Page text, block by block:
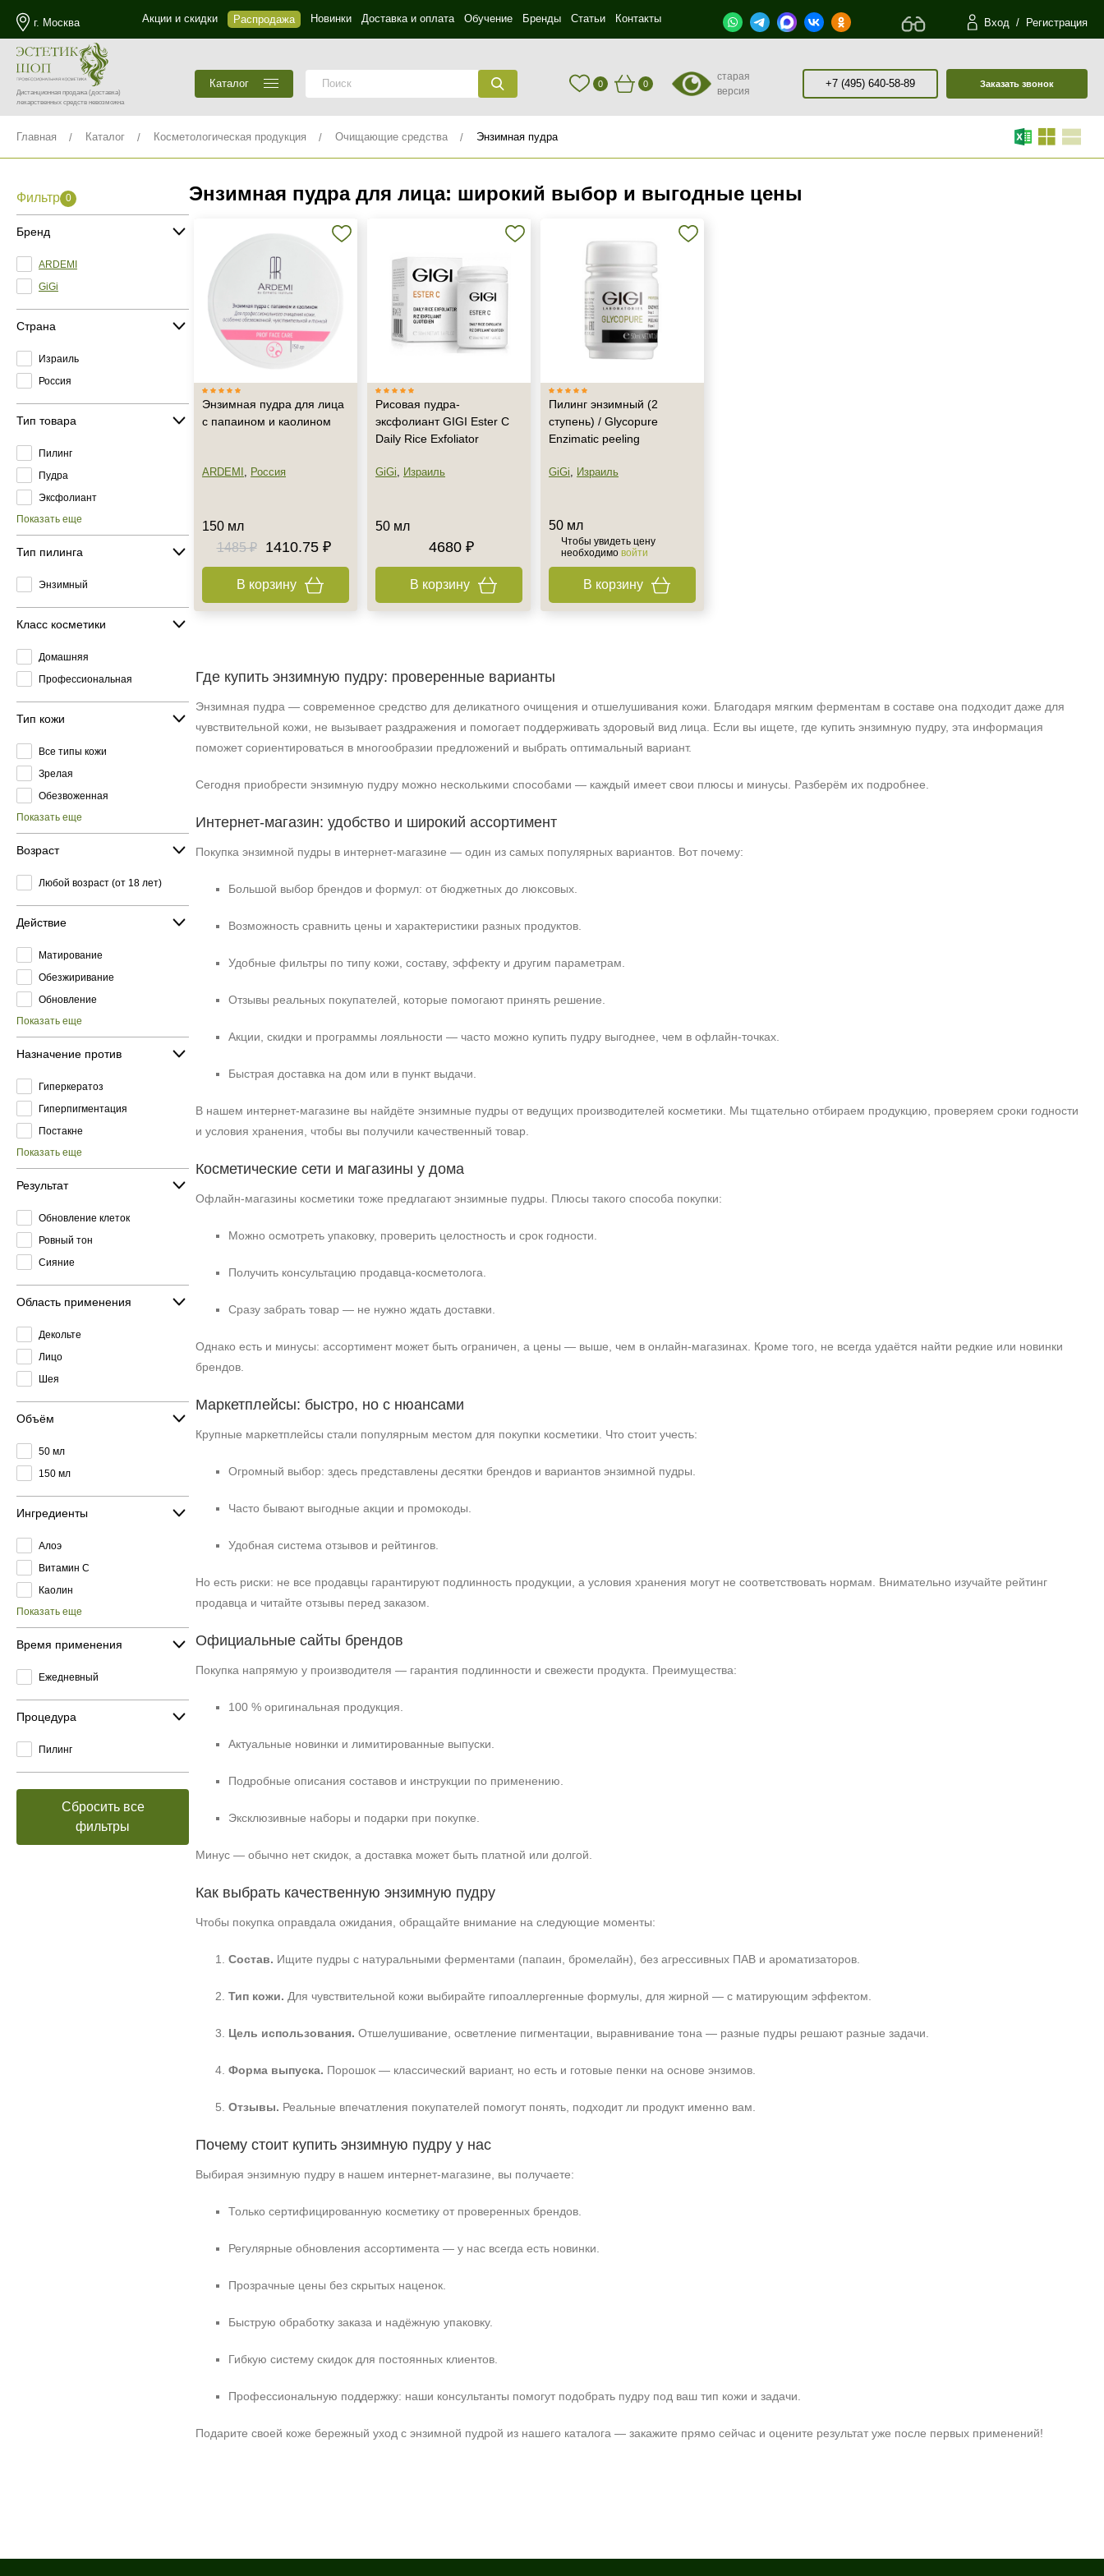
г. Москва Акции и скидки Распродажа Новинки Доставка и оплата Обучение Бренды Статьи Контакты Вход / Регистрация
Дистанционная продажа(доставка)
лекарственных средств невозможна
Каталог 0 0
старая
версия
+7 (495) 640-58-89 Заказать звонок
Главная Каталог Косметологическая продукция Очищающие средства Энзимная пудра
Фильтр 0
Бренд
ARDEMI
GiGi
Страна
Израиль
Россия
Тип товара
Пилинг
Пудра
Эксфолиант
Показать еще
Тип пилинга
Энзимный
Класс косметики
Домашняя
Профессиональная
Тип кожи
Все типы кожи
Зрелая
Обезвоженная
Показать еще
Возраст
Любой возраст (от 18 лет)
Действие
Матирование
Обезжиривание
Обновление
Показать еще
Назначение против
Гиперкератоз
Гиперпигментация
Постакне
Показать еще
Результат
Обновление клеток
Ровный тон
Сияние
Область применения
Декольте
Лицо
Шея
Объём
50 мл
150 мл
Ингредиенты
Алоэ
Витамин C
Каолин
Показать еще
Время применения
Ежедневный
Процедура
Пилинг
Сбросить все
фильтры
Энзимная пудра для лица: широкий выбор и выгодные цены
Энзимная пудра для лица
с папаином и каолином
ARDEMI , Россия
150 мл
1485 ₽
1410.75 ₽
В корзину
Рисовая пудра-
эксфолиант GIGI Ester C
Daily Rice Exfoliator
GiGi, Израиль
50 мл
4680 ₽
В корзину
Пилинг энзимный (2
ступень) / Glycopure
Enzimatic peeling
GiGi, Израиль
50 мл
Чтобы увидеть цену
необходимо войти
В корзину
Где купить энзимную пудру: проверенные варианты
Энзимная пудра — современное средство для деликатного очищения и отшелушивания кожи. Благодаря мягким ферментам в составе она подходит даже для
чувствительной кожи, не вызывает раздражения и помогает поддерживать здоровый вид лица. Если вы ищете, где купить энзимную пудру, эта информация
поможет сориентироваться в многообразии предложений и выбрать оптимальный вариант.
Сегодня приобрести энзимную пудру можно несколькими способами — каждый имеет свои плюсы и минусы. Разберём их подробнее.
Интернет‑магазин: удобство и широкий ассортимент
Покупка энзимной пудры в интернет‑магазине — один из самых популярных вариантов. Вот почему:
Большой выбор брендов и формул: от бюджетных до люксовых.
Возможность сравнить цены и характеристики разных продуктов.
Удобные фильтры по типу кожи, составу, эффекту и другим параметрам.
Отзывы реальных покупателей, которые помогают принять решение.
Акции, скидки и программы лояльности — часто можно купить пудру выгоднее, чем в офлайн‑точках.
Быстрая доставка на дом или в пункт выдачи.
В нашем интернет‑магазине вы найдёте энзимные пудры от ведущих производителей косметики. Мы тщательно отбираем продукцию, проверяем сроки годности
и условия хранения, чтобы вы получили качественный товар.
Косметические сети и магазины у дома
Офлайн‑магазины косметики тоже предлагают энзимные пудры. Плюсы такого способа покупки:
Можно осмотреть упаковку, проверить целостность и срок годности.
Получить консультацию продавца‑косметолога.
Сразу забрать товар — не нужно ждать доставки.
Однако есть и минусы: ассортимент может быть ограничен, а цены — выше, чем в онлайн‑магазинах. Кроме того, не всегда удаётся найти редкие или новинки
брендов.
Маркетплейсы: быстро, но с нюансами
Крупные маркетплейсы стали популярным местом для покупки косметики. Что стоит учесть:
Огромный выбор: здесь представлены десятки брендов и вариантов энзимной пудры.
Часто бывают выгодные акции и промокоды.
Удобная система отзывов и рейтингов.
Но есть риски: не все продавцы гарантируют подлинность продукции, а условия хранения могут не соответствовать нормам. Внимательно изучайте рейтинг
продавца и читайте отзывы перед заказом.
Официальные сайты брендов
Покупка напрямую у производителя — гарантия подлинности и свежести продукта. Преимущества:
100 % оригинальная продукция.
Актуальные новинки и лимитированные выпуски.
Подробные описания составов и инструкции по применению.
Эксклюзивные наборы и подарки при покупке.
Минус — обычно нет скидок, а доставка может быть платной или долгой.
Как выбрать качественную энзимную пудру
Чтобы покупка оправдала ожидания, обращайте внимание на следующие моменты:
Состав. Ищите пудры с натуральными ферментами (папаин, бромелайн), без агрессивных ПАВ и ароматизаторов.
Тип кожи. Для чувствительной кожи выбирайте гипоаллергенные формулы, для жирной — с матирующим эффектом.
Цель использования. Отшелушивание, осветление пигментации, выравнивание тона — разные пудры решают разные задачи.
Форма выпуска. Порошок — классический вариант, но есть и готовые пенки на основе энзимов.
Отзывы. Реальные впечатления покупателей помогут понять, подходит ли продукт именно вам.
Почему стоит купить энзимную пудру у нас
Выбирая энзимную пудру в нашем интернет‑магазине, вы получаете:
Только сертифицированную косметику от проверенных брендов.
Регулярные обновления ассортимента — у нас всегда есть новинки.
Прозрачные цены без скрытых наценок.
Быструю обработку заказа и надёжную упаковку.
Гибкую систему скидок для постоянных клиентов.
Профессиональную поддержку: наши консультанты помогут подобрать пудру под ваш тип кожи и задачи.
Подарите своей коже бережный уход с энзимной пудрой из нашего каталога — закажите прямо сейчас и оцените результат уже после первых применений!